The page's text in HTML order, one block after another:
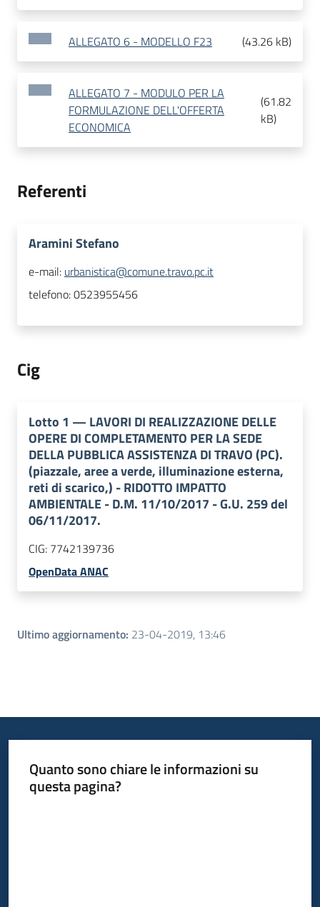
ALLEGATO 6 - MODELLO F23 (43.26 kB)
ALLEGATO 7 - MODULO PER LA
FORMULAZIONE DELL'OFFERTA
ECONOMICA
(61.82
kB)
Referenti
Aramini Stefano
e-mail: urbanistica@comune.travo.pc.it
telefono:0523955456
Cig
Lotto 1 — LAVORI DI REALIZZAZIONE DELLE
OPERE DI COMPLETAMENTO PER LA SEDE
DELLA PUBBLICA ASSISTENZA DI TRAVO (PC).
(piazzale, aree a verde, illuminazione esterna,
reti di scarico,) - RIDOTTO IMPATTO
AMBIENTALE - D.M. 11/10/2017 - G.U. 259 del
06/11/2017.
CIG: 7742139736
OpenData ANAC
Ultimo aggiornamento: 23-04-2019, 13:46
Quanto sono chiare le informazioni su
questa pagina?